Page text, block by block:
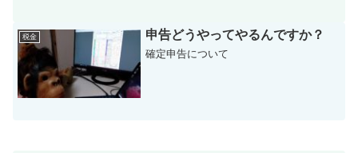
税金 申告どうやってやるんですか？
確定申告について